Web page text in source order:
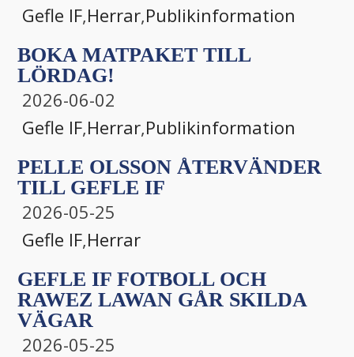
Gefle IF,Herrar,Publikinformation
BOKA MATPAKET TILL
LÖRDAG!
2026-06-02
Gefle IF,Herrar,Publikinformation
PELLE OLSSON ÅTERVÄNDER
TILL GEFLE IF
2026-05-25
Gefle IF,Herrar
GEFLE IF FOTBOLL OCH
RAWEZ LAWAN GÅR SKILDA
VÄGAR
2026-05-25